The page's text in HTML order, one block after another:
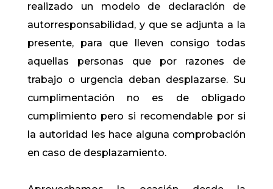
realizado un modelo de declaración de
autorresponsabilidad, y que se adjunta a la
presente, para que lleven consigo todas
aquellas personas que por razones de
trabajo o urgencia deban desplazarse. Su
cumplimentación no es de obligado
cumplimiento pero si recomendable por si
la autoridad les hace alguna comprobación
en caso de desplazamiento.